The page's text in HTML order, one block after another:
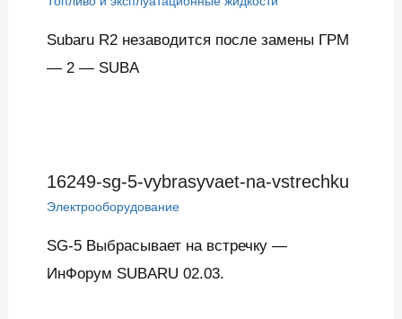
Subaru R2 незаводится после замены ГРМ
— 2 — SUBA
16249-sg-5-vybrasyvaet-na-vstrechku
Электрооборудование
SG-5 Выбрасывает на встречку —
ИнФорум SUBARU 02.03.